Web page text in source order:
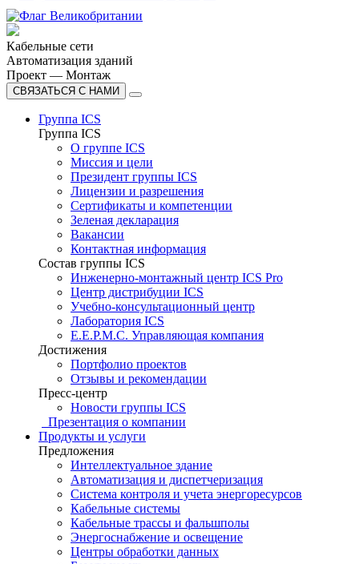
Кабельные сети
Автоматизация зданий
Проект — Монтаж
СВЯЗАТЬСЯ С НАМИ
Группа ICS
Группа ICS
О группе ICS
Миссия и цели
Президент группы ICS
Лицензии и разрешения
Сертификаты и компетенции
Зеленая декларация
Вакансии
Контактная информация
Состав группы ICS
Инженерно-монтажный центр ICS Pro
Центр дистрибуции ICS
Учебно-консультационный центр
Лаборатория ICS
E.E.P.M.C. Управляющая компания
Достижения
Портфолио проектов
Отзывы и рекомендации
Пресс-центр
Новости группы ICS
Презентация о компании
Продукты и услуги
Предложения
Интеллектуальное здание
Автоматизация и диспетчеризация
Система контроля и учета энергоресурсов
Кабельные системы
Кабельные трассы и фальшполы
Энергоснабжение и освещение
Центры обработки данных